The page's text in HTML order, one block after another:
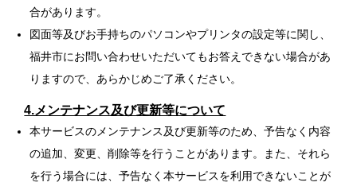
合があります。
図面等及びお手持ちのパソコンやプリンタの設定等に関し、
福井市にお問い合わせいただいてもお答えできない場合があ
りますので、あらかじめご了承ください。
4.メンテナンス及び更新等について
本サービスのメンテナンス及び更新等のため、予告なく内容
の追加、変更、削除等を行うことがあります。また、それら
を行う場合には、予告なく本サービスを利用できないことが